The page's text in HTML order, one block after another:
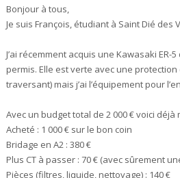
Bonjour à tous,
Je suis François, étudiant à Saint Dié des
J’ai récemment acquis une Kawasaki
permis. Elle est verte avec une
traversant) mais j’ai l’équipement pour
Avec un budget total de 2 000 € voici
Acheté : 1 000 € sur le bon coin
Bridage en A2 : 380 €
Plus CT à passer : 70 € (avec sûrement
Pièces (filtres, liquide, nettoyage) : 140 €